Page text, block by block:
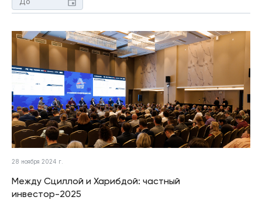
28 ноября 2024 г.
Между Сциллой и Харибдой: частный
инвестор-2025